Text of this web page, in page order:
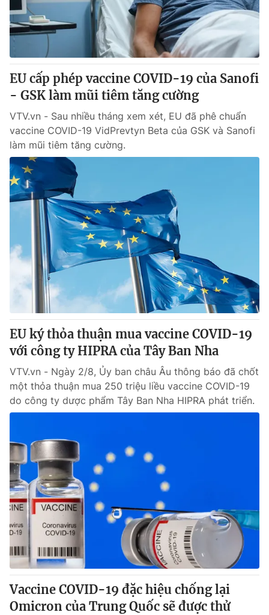
EU cấp phép vaccine COVID-19 của Sanofi
- GSK làm mũi tiêm tăng cường
VTV.vn - Sau nhiều tháng xem xét, EU đã phê chuẩn
vaccine COVID-19 VidPrevtyn Beta của GSK và Sanofi
làm mũi tiêm tăng cường.
EU ký thỏa thuận mua vaccine COVID-19
với công ty HIPRA của Tây Ban Nha
VTV.vn - Ngày 2/8, Ủy ban châu Âu thông báo đã chốt
một thỏa thuận mua 250 triệu liều vaccine COVID-19
do công ty dược phẩm Tây Ban Nha HIPRA phát triển.
Vaccine COVID-19 đặc hiệu chống lại
Omicron của Trung Quốc sẽ được thử